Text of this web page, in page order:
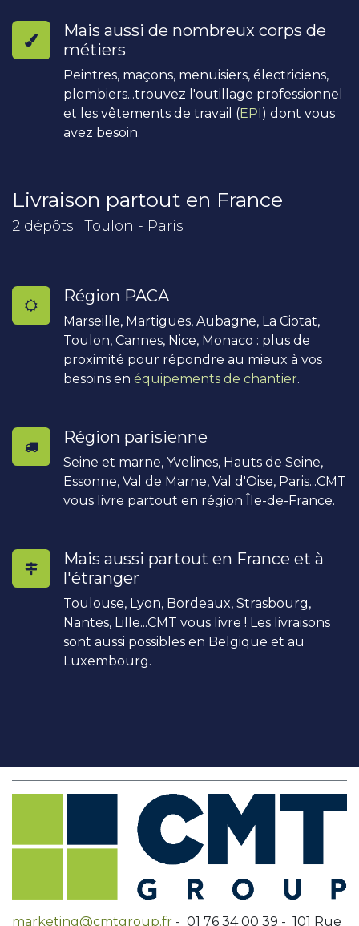
Mais aussi de nombreux corps de
métiers
Peintres, maçons, menuisiers, électriciens,
plombiers...trouvez l'outillage professionnel
et les vêtements de travail (EPI) dont vous
avez besoin.
Livraison partout en France
2 dépôts : Toulon - Paris
Région PACA
Marseille, Martigues, Aubagne, La Ciotat,
Toulon, Cannes, Nice, Monaco : plus de
proximité pour répondre au mieux à vos
besoins en équipements de chantier.
Région parisienne
Seine et marne, Yvelines, Hauts de Seine,
Essonne, Val de Marne, Val d'Oise, Paris...CMT
vous livre partout en région Île-de-France.
Mais aussi partout en France et à
l'étranger
Toulouse, Lyon, Bordeaux, Strasbourg,
Nantes, Lille...CMT vous livre ! Les livraisons
sont aussi possibles en Belgique et au
Luxembourg.
marketing@cmtgroup.fr - 01 76 34 00 39 - 101 Rue